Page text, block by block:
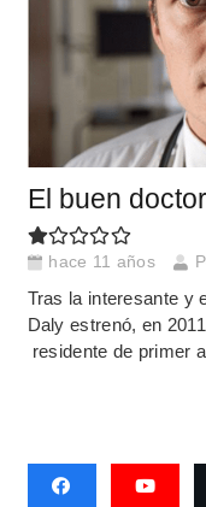
El buen doctor
hace 11 años
Tras la interesante y
Daly estrenó, en
residente de primer